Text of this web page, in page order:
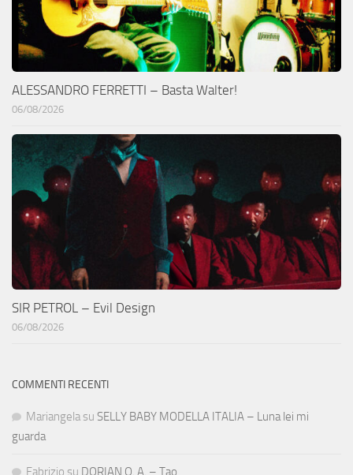
ALESSANDRO FERRETTI – Basta Walter!
06/08/2026
SIR PETROL – Evil Design
06/08/2026
COMMENTI RECENTI
Mariangela su SELLY BABY MODELLA ITALIA – Luna lei mi
guarda
Fabrizio su DORIAN O. A. – Tao